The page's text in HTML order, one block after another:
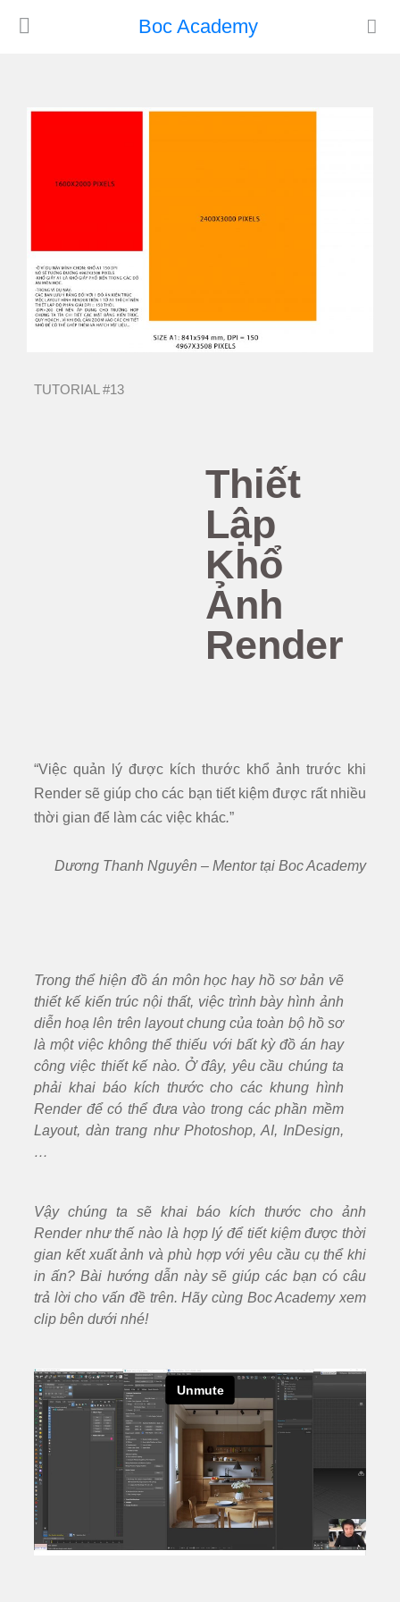
Boc Academy
TUTORIAL #13
Thiết
Lập
Khổ
Ảnh
Render
“Việc quản lý được kích thước khổ ảnh trước khi
Render sẽ giúp cho các bạn tiết kiệm được rất nhiều
thời gian để làm các việc khác.”
Dương Thanh Nguyên – Mentor tại Boc Academy
Trong thể hiện đồ án môn học hay hồ sơ bản vẽ
thiết kế kiến trúc nội thất, việc trình bày hình ảnh
diễn hoạ lên trên layout chung của toàn bộ hồ sơ
là một việc không thể thiếu với bất kỳ đồ án hay
công việc thiết kế nào. Ở đây, yêu cầu chúng ta
phải khai báo kích thước cho các khung hình
Render để có thể đưa vào trong các phần mềm
Layout, dàn trang như Photoshop, AI, InDesign,
…
Vậy chúng ta sẽ khai báo kích thước cho ảnh
Render như thế nào là hợp lý để tiết kiệm được thời
gian kết xuất ảnh và phù hợp với yêu cầu cụ thể khi
in ấn? Bài hướng dẫn này sẽ giúpcác bạn có câu
trả lời cho vấn đề trên. Hãy cùng Boc Academy xem
clip bên dưới nhé!